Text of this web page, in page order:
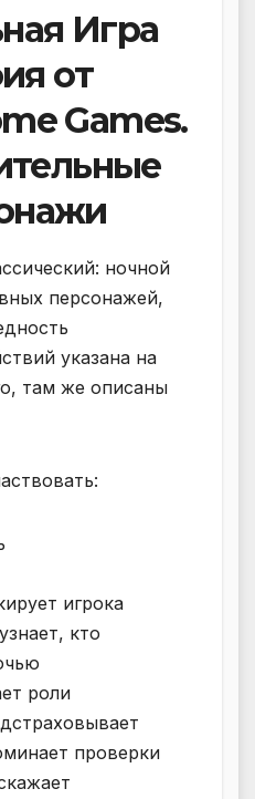
Игра
от
Games.
ночной
персонажей,
указана на
там же описаны
игрока
кто
роли
проверки